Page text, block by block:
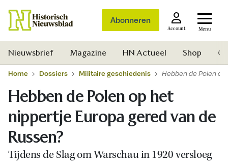
Abonneren
Account Menu
Nieuwsbrief Magazine HN Actueel Shop
Home Dossiers Militaire geschiedenis Hebben de Polen
Hebben de Polen op het
nippertje Europa gered van de
Russen?
Tijdens de Slag om Warschau in 1920 versloeg